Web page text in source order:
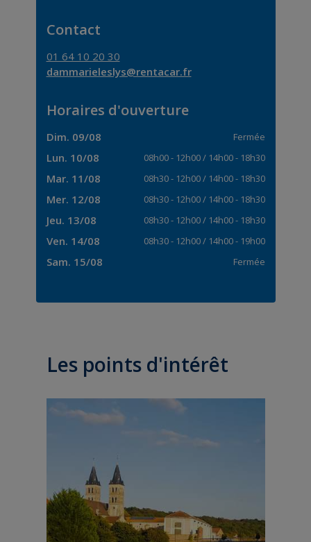
Contact
01 64 10 20 30
dammarieleslys@rentacar.fr
Horaires d'ouverture
Dim. 09/08 Fermée
Lun. 10/08 08h00- 12h00/ 14h00- 18h30
Mar. 11/08 08h30- 12h00/ 14h00- 18h30
Mer. 12/08 08h30- 12h00/ 14h00- 18h30
Jeu. 13/08 08h30- 12h00/ 14h00- 18h30
Ven. 14/08 08h30- 12h00/ 14h00- 19h00
Sam. 15/08 Fermée
Les points d'intérêt